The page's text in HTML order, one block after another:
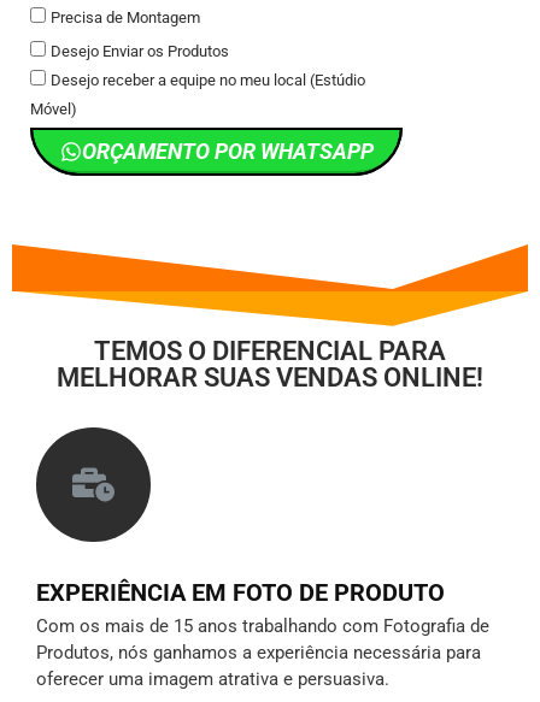
Precisa de Montagem
Desejo Enviar os Produtos
Desejo receber a equipe no meu local (Estúdio
Móvel)
ORÇAMENTO POR WHATSAPP
TEMOS O DIFERENCIAL PARA
MELHORAR SUAS VENDAS ONLINE!
EXPERIÊNCIA EM FOTO DE PRODUTO
Com os mais de 15 anos trabalhando com Fotografia de
Produtos, nós ganhamos a experiência necessária para
oferecer uma imagem atrativa e persuasiva.